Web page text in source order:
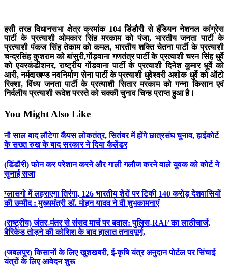
इसी तरह विधानसभा क्षेत्र क्रमांक 104 डिंडौरी से इंडियन नेशनल कांग्रेस
पार्टी के प्रत्याशी ओमकार सिंह मरकाम को पंजा, भारतीय जनता पार्टी के
प्रत्याशी पंकज सिंह तेकाम को कमल, भारतीय शक्ति चेतना पार्टी के प्रत्याशी
चन्द्रसिंह कुशराम को बांसुरी,गोंड़वाना गणतंत्र पार्टी के प्रत्याशी चरन सिंह धुर्वे
को एयरकंडीशनर, राष्ट्रीय गोंडवाना पार्टी के प्रत्याशी दिनेश कुमार धुर्वे को
आरी, नर्मदाखण्ड नवनिर्माण सेना पार्टी के प्रत्याशी धुवेश्वरी अशोक धुर्वे को ऑटो
रिक्शा, विंध्य जनता पार्टी के प्रत्याशी सितार मरकाम को गन्ना किसान एवं
निर्दलीय प्रत्याशी रूदेश परस्ते को चक्की चुनाव चिन्ह प्राप्त हुआ है।
You Might Also Like
नौ साल बाद लौटेगा कैंपस लोकतंत्र, सितंबर में होंगे छात्रसंघ चुनाव, हाईकोर्ट
के सख्त रुख के बाद सरकार ने दिया कैलेंडर
(डिंडौरी) फोन कर परेशान करने और गाली गलौज करने वाले युवक को कोर्ट ने
सुनाई सजा
ग्लासगो में लहराएगा तिरंगा, 126 भारतीय शेरों पर टिकी 140 करोड़ देशवासियों
की उम्मीद : मुख्यमंत्री डॉ. मोहन यादव ने दी शुभकामनाएं
(राष्ट्रीय) जंतर-मंतर से संसद मार्च पर बवाल: पुलिस-RAF का लाठीचार्ज,
बैरिकेड तोड़ने की कोशिश के बाद हालात तनावपूर्ण,
(जबलपुर) किसानों के लिए खुशखबरी, ई-कृषि यंत्र अनुदान पोर्टल पर सिंचाई
यंत्रों के लिए आवेदन शुरू